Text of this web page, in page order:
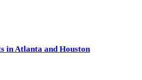
in Atlanta and Houston